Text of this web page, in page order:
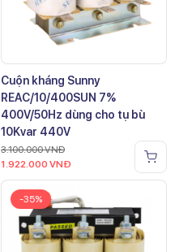
Cuộn kháng Sunny
REAC/10/400SUN 7%
400V/50Hz dùng cho tụ bù
10Kvar 440V
3.100.000VNĐ
1.922.000 VNĐ
-35%